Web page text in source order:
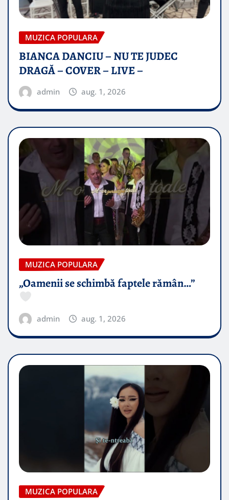
MUZICA POPULARA
BIANCA DANCIU – NU TE JUDEC
DRAGĂ – COVER – LIVE –
admin aug. 1, 2026
MUZICA POPULARA
„Oamenii se schimbă faptele rămân…”
admin aug. 1, 2026
MUZICA POPULARA